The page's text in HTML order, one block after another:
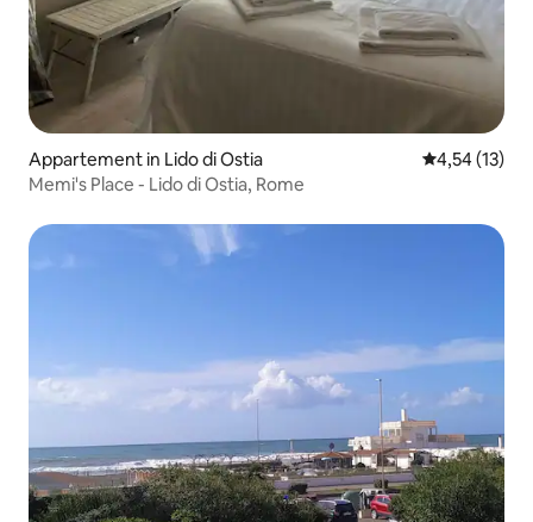
Appartement in Lido di Ostia Gemiddelde
4,54 (13)
Memi's Place - Lido di Ostia, Rome